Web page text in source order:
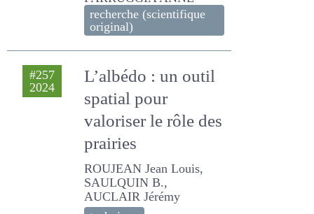
L’albédo : un outil
spatial pour
valoriser le rôle des
prairies
ROUJEAN Jean Louis,
SAULQUIN B., AUCLAIR
Jérémy
technique